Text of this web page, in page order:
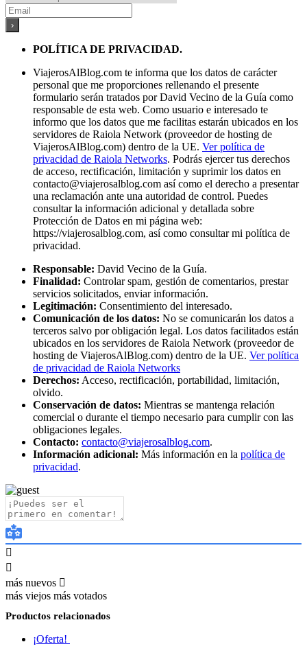
POLÍTICA DE PRIVACIDAD.
ViajerosAlBlog.com te informa que los datos de carácter
personal que me proporciones rellenando el presente
formulario serán tratados por David Vecino de la Guía como
responsable de esta web. Como usuario e interesado te
informo que los datos que me facilitas estarán ubicados en los
servidores de Raiola Network (proveedor de hosting de
ViajerosAlBlog.com) dentro de la UE. Ver política de
privacidad de Raiola Networks. Podrás ejercer tus derechos
de acceso, rectificación, limitación y suprimir los datos en
contacto@viajerosalblog.com así como el derecho a presentar
una reclamación ante una autoridad de control. Puedes
consultar la información adicional y detallada sobre
Protección de Datos en mi página web:
https://viajerosalblog.com, así como consultar mi política de
privacidad.
Responsable: David Vecino de la Guía.
Finalidad: Controlar spam, gestión de comentarios, prestar
servicios solicitados, enviar información.
Legitimación: Consentimiento del interesado.
Comunicación de los datos: No se comunicarán los datos a
terceros salvo por obligación legal. Los datos facilitados están
ubicados en los servidores de Raiola Network (proveedor de
hosting de ViajerosAlBlog.com) dentro de la UE. Ver política
de privacidad de Raiola Networks
Derechos: Acceso, rectificación, portabilidad, limitación,
olvido.
Conservación de datos: Mientras se mantenga relación
comercial o durante el tiempo necesario para cumplir con las
obligaciones legales.
Contacto: contacto@viajerosalblog.com.
Información adicional: Más información en la política de
privacidad.
más nuevos
más viejos más votados
Productos relacionados
¡Oferta!